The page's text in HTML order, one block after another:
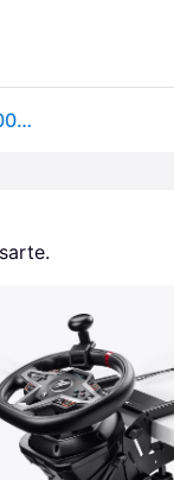
Logitech Rally sistema de video conferencia Montaje en 939-001644